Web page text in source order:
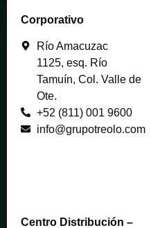
Corporativo
Río Amacuzac
1125, esq. Río
Tamuín, Col. Valle de
Ote.
+52 (811) 001 9600
info@grupotreolo.com
Centro Distribución –